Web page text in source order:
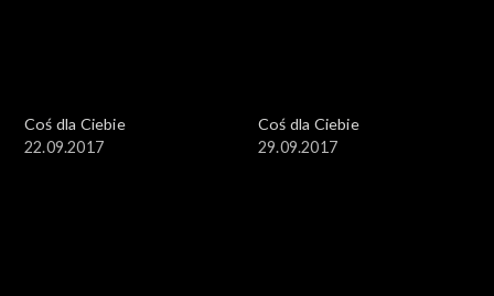
Coś dla Ciebie
22.09.2017
Coś dla Ciebie
29.09.2017